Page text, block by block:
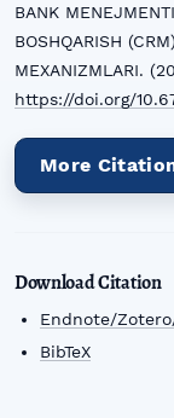
BANK
BOSHQARISH
MEXANIZMLARI.
https://doi.org/
More
Download Citation
Endnote/
BibTeX